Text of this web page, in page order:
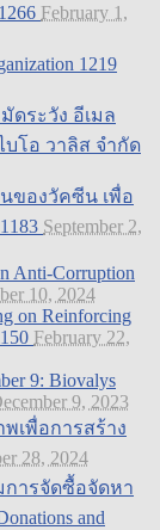
1266 February 1,
1219
ดระวัง อีเมล
โอ วาลิส จำกัด
ของวัคซีน เพื่อ
1183 September 2,
Anti-Corruption
10, 2024
on Reinforcing
February 22,
9: Biovalys
9, 2023
เพื่อการสร้าง
28, 2024
การจัดซื้อจัดหา
and